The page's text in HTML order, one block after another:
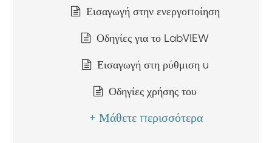
Εισαγωγή στην ενεργοποίηση
Οδηγίες για το LabVIEW
Εισαγωγή στη ρύθμιση u
Οδηγίες χρήσης του
+ Μάθετε περισσότερα